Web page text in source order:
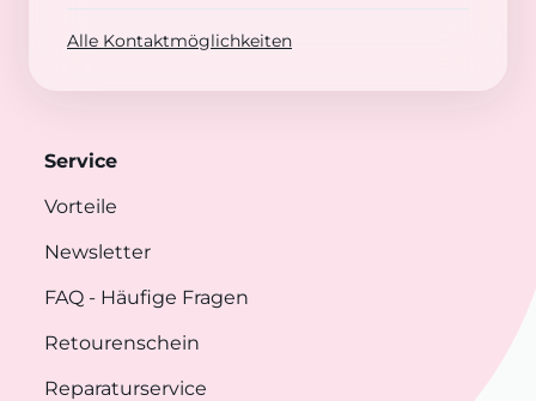
Alle Kontaktmöglichkeiten
Service
Vorteile
Newsletter
FAQ - Häufige Fragen
Retourenschein
Reparaturservice